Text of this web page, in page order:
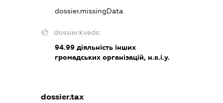
dossier.missingData
dossier.kveds:
94.99діяльність інших
громадських організацій, н.в.і.у.
dossier.tax